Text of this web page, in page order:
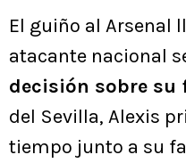
El guiño al Arsenal
atacante nacional
decisión sobre su
del Sevilla, Alexis
tiempo junto a su